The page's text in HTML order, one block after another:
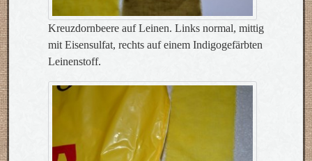
Kreuzdornbeere auf Leinen. Links normal, mittig
mit Eisensulfat, rechts auf einem Indigogefärbten
Leinenstoff.